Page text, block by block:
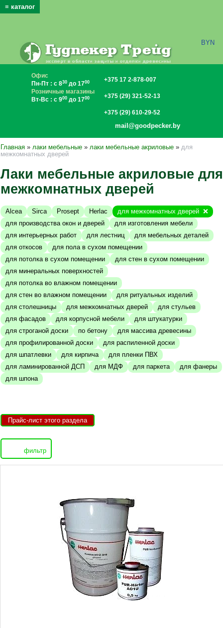
x
≡ каталог
BYN
Офис
Пн-Пт : с 830 до 1700
Розничные магазины
Вт-Вс : с 900 до 1700
+375 17 2-878-007
+375 (29) 321-52-13
+375 (29) 610-29-52
mail@goodpecker.by
Главная » лаки мебельные » лаки мебельные акриловые » для
межкомнатных дверей
Лаки мебельные акриловые для
межкомнатных дверей
Alcea Sirca Prosept Herlac
для межкомнатных дверей
для производства окон и дверей
для изготовления мебели
для интерьерных работ
для лестниц
для мебельных деталей
для откосов
для пола в сухом помещении
для потолка в сухом помещении
для стен в сухом помещении
для минеральных поверхностей
для потолка во влажном помещении
для стен во влажном помещении
для ритуальных изделий
для столешницы
для межкомнатных дверей
для стульев
для фасадов
для корпусной мебели
для штукатурки
для строганой доски
по бетону
для массива древесины
для профилированной доски
для распиленной доски
для шпатлевки
для кирпича
для пленки ПВХ
для ламинированной ДСП
для МДФ для паркета
для фанеры
для шпона
Прайс-лист этого раздела
фильтр